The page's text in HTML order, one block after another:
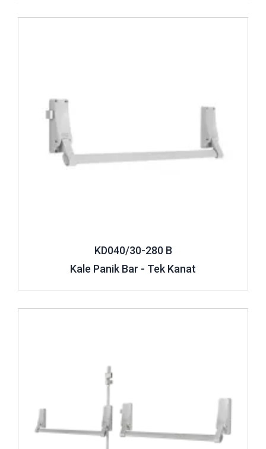
KD040/30-280 B
Kale Panik Bar - Tek Kanat